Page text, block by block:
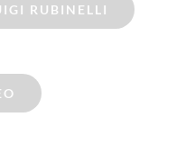
RUBINELLI